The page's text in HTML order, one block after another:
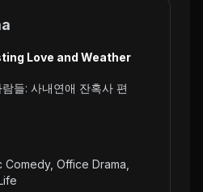
Love and Weather
들: 사내연애 잔혹사 편
Comedy, Office Drama,